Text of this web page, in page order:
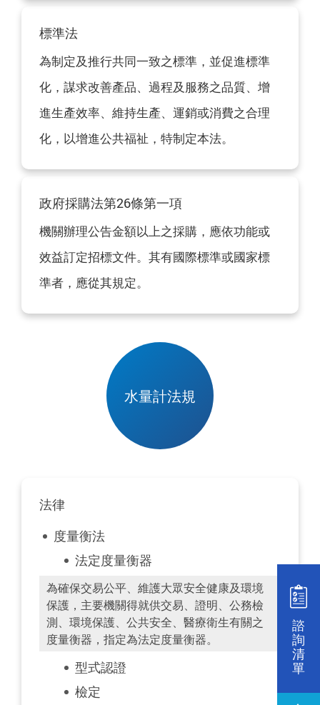
標準法
為制定及推行共同一致之標準，並促進標準
化，謀求改善產品、過程及服務之品質、增
進生產效率、維持生產、運銷或消費之合理
化，以增進公共福祉，特制定本法。
政府採購法第26條第一項
機關辦理公告金額以上之採購，應依功能或
效益訂定招標文件。其有國際標準或國家標
準者，應從其規定。
水量計法規
法律
度量衡法
法定度量衡器
為確保交易公平、維護大眾安全健康及環境
保護，主要機關得就供交易、證明、公務檢
測、環境保護、公共安全、醫療衛生有關之
度量衡器，指定為法定度量衡器。
型式認證
檢定
諮
詢
清
單